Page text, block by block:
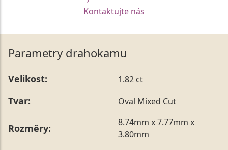
Kontaktujte nás
Parametry drahokamu
Velikost: 1.82 ct
Tvar: Oval Mixed Cut
Rozměry:
8.74mm x 7.77mm x
3.80mm